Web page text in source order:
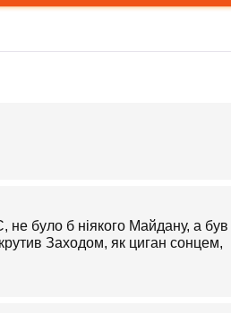
не було б ніякого Майдану, а був
Заходом, як циган сонцем,